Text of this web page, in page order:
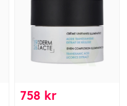
758 kr